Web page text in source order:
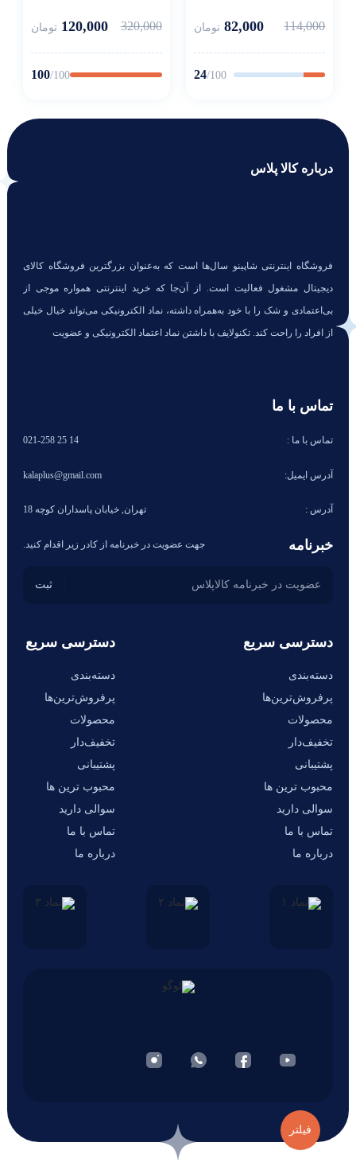
فیلتر
114,000
82,000 تومان
24/100
320,000
120,000 تومان
100/100
درباره کالا پلاس
فروشگاه اینترنتی شاپینو سال‌ها است که به‌عنوان بزرگترین فروشگاه کالای
دیجیتال مشغول فعالیت است. از آن‌جا که خرید اینترنتی همواره موجی از
بی‌اعتمادی و شک را با خود به‌همراه داشته، نماد الکترونیکی می‌تواند خیال خیلی
از افراد را راحت کند. تکنولایف با داشتن نماد اعتماد الکترونیکی و عضویت
دسترسی سریع
دسته‌بندی
پرفروش‌ترین‌ها
محصولات
تخفیف‌دار
پشتیبانی
محبوب ترین ها
سوالی دارید
تماس با ما
درباره ما
تماس با ما
تماس با ما : 14 25 021-258
آدرس ایمیل: kalaplus@gmail.com
آدرس : تهران, خیابان پاسداران کوچه 18
خبرنامه جهت عضویت در خبرنامه از کادر زیر اقدام کنید.
دسترسی سریع
دسته‌بندی
پرفروش‌ترین‌ها
محصولات
تخفیف‌دار
پشتیبانی
محبوب ترین ها
سوالی دارید
تماس با ما
درباره ما